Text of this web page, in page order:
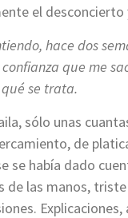
el
hace dos
que me
se trata.
sólo unas
de
se había dado
de las manos,